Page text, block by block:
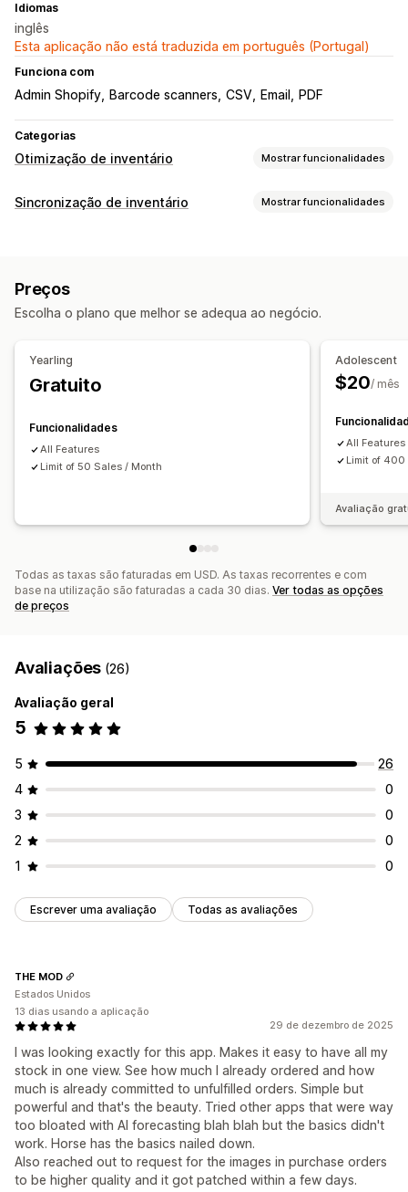
Idiomas
inglês
Esta aplicação não está traduzida em português (Portugal)
Funciona com
Admin Shopify Barcode scanners CSV Email PDF
Categorias
Otimização de inventário Mostrar funcionalidades
Gestão de inventário
Reabastecimento de stock
Importar e exportar
Leitores
Planeamento de inventário
Gestão de encomendas
Notas de encomenda
Notificações e análise de dados
Alertas de stock baixo
Notificações de esgotado Alertas de limite
Informações
Notificações por e-mail
Análise de dados
Sincronização de inventário Mostrar funcionalidades
Notificações e relatórios
Preços
Escolha o plano que melhor se adequa ao negócio.
Yearling
Gratuito
Funcionalidades
All Features
Limit of 50 Sales / Month
Adolescent
$20/ mês
All Features
Limit of
Avaliação
Todas as taxas são faturadas em USD. As taxas recorrentes e com
base na utilização são faturadas a cada 30 dias. Ver todas as opções
de preços
Avaliações (26)
Avaliação geral
5
5
26
4
0
3
0
2
0
1
0
Escrever uma avaliação Todas as avaliações
29 de dezembro de 2025
I was looking exactly for this app. Makes it easy to have all my
stock in one view. See how much I already ordered and how
much is already committed to unfulfilled orders. Simple but
powerful and that's the beauty. Tried other apps that were way
too bloated with AI forecasting blah blah but the basics didn't
work. Horse has the basics nailed down.
Also reached out to request for the images in purchase orders
to be higher quality and it got patched within a few days.
THE MOD
Estados Unidos
13 dias usando a aplicação